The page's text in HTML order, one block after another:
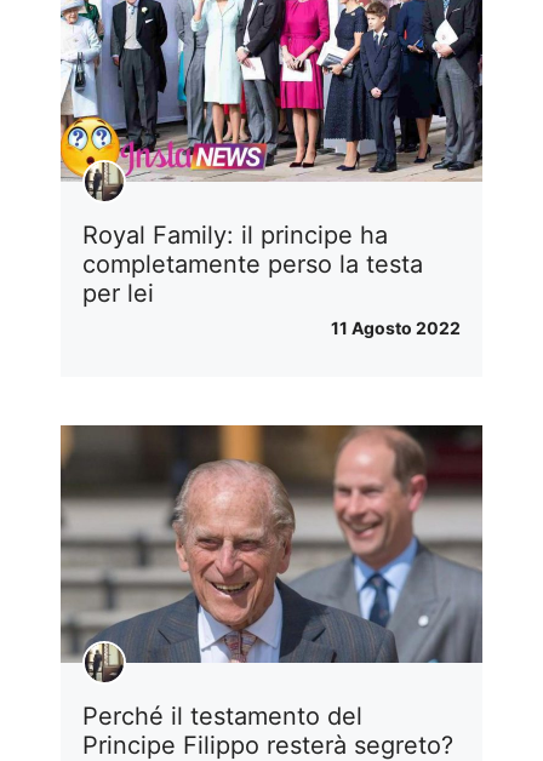
Royal Family: il principe ha
completamente perso la testa
per lei
11 Agosto 2022
Perché il testamento del
Principe Filippo resterà segreto?